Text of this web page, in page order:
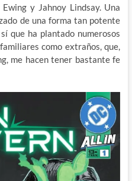
y Jahnoy Lindsay. Una
de una forma tan potente
que ha plantado numerosos
como extraños, que,
me hacen tener bastante fe